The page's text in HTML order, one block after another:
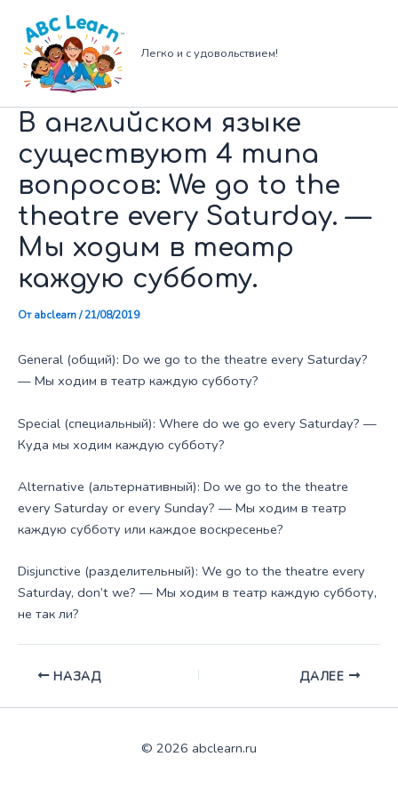
содержимому
Легко и с удовольствием!
В английском языке
существуют 4 типа
вопросов: We go to the
theatre every Saturday. —
Мы ходим в театр
каждую субботу.
Отabclearn/21/08/2019
General (общий): Do we go to the theatre every Saturday?
— Мы ходим в театр каждую субботу?
Special (специальный): Where do we go every Saturday? —
Куда мы ходим каждую субботу?
Alternative (альтернативный): Do we go to the theatre
every Saturday or every Sunday? — Мы ходим в театр
каждую субботу или каждое воскресенье?
Disjunctive (разделительный): We go to the theatre every
Saturday, don’t we? — Мы ходим в театр каждую субботу,
не так ли?
НАЗАД ДАЛЕЕ
© 2026 abclearn.ru